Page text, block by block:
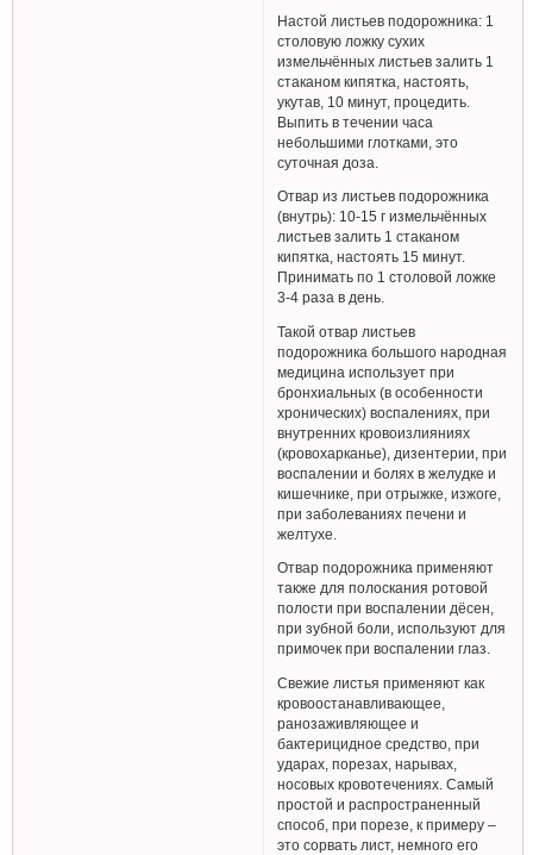
Настой листьев подорожника: 1
столовую ложку сухих
измельчённых листьев залить 1
стаканом кипятка, настоять,
укутав, 10 минут, процедить.
Выпить в течении часа
небольшими глотками, это
суточная доза.
Отвар из листьев подорожника
(внутрь): 10-15 г измельчённых
листьев залить 1 стаканом
кипятка, настоять 15 минут.
Принимать по 1 столовой ложке
3-4 раза в день.
Такой отвар листьев
подорожника большого народная
медицина использует при
бронхиальных (в особенности
хронических) воспалениях, при
внутренних кровоизлияниях
(кровохарканье), дизентерии, при
воспалении и болях в желудке и
кишечнике, при отрыжке, изжоге,
при заболеваниях печени и
желтухе.
Отвар подорожника применяют
также для полоскания ротовой
полости при воспалении дёсен,
при зубной боли, используют для
примочек при воспалении глаз.
Свежие листья применяют как
кровоостанавливающее,
ранозаживляющее и
бактерицидное средство, при
ударах, порезах, нарывах,
носовых кровотечениях. Самый
простой и распространенный
способ, при порезе, к примеру –
это сорвать лист, немного его